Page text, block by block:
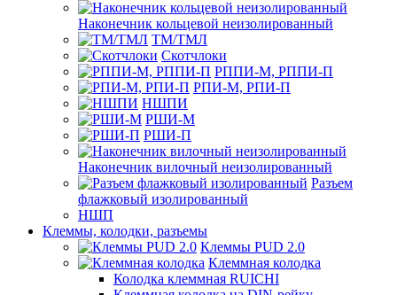
Наконечник кольцевой неизолированный
ТМ/ТМЛ
Скотчлоки
РППИ-М, РППИ-П
РПИ-М, РПИ-П
НШПИ
РШИ-М
РШИ-П
Наконечник вилочный неизолированный
Разъем
флажковый изолированный
НШП
Клеммы, колодки, разъемы
Клеммы PUD 2.0
Клеммная колодка
Колодка клеммная RUICHI